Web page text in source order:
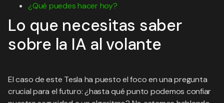
¿Qué puedes hacer hoy?
Lo que necesitas saber
sobre la IA al volante
El caso de este Tesla ha puesto el foco en una pregunta
crucial para el futuro: ¿hasta qué punto podemos confiar